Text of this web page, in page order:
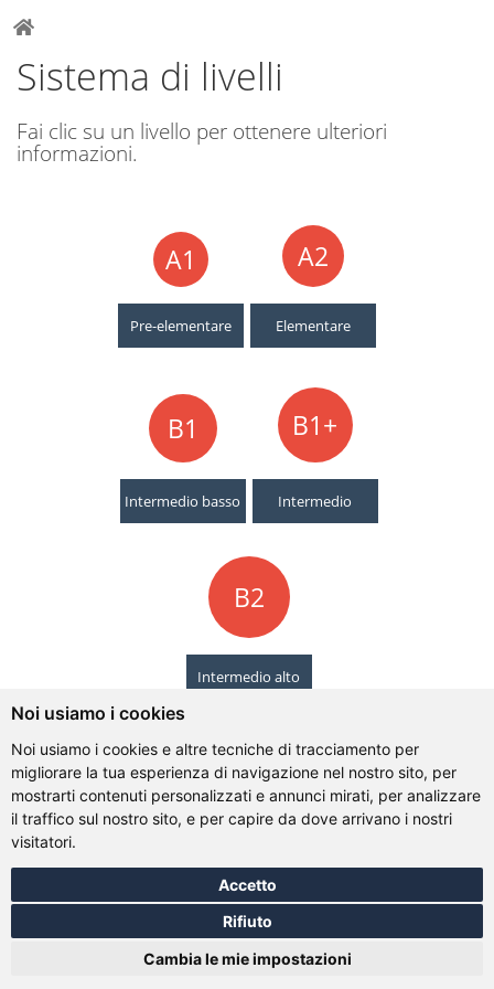
Noi usiamo i cookies
Noi usiamo i cookies e altre tecniche di tracciamento per
migliorare la tua esperienza di navigazione nel nostro sito, per
mostrarti contenuti personalizzati e annunci mirati, per analizzare
il traffico sul nostro sito, e per capire da dove arrivano i nostri
visitatori.
Accetto
Rifiuto
Cambia le mie impostazioni
Sistema di livelli
Fai clic su un livello per ottenere ulteriori
informazioni.
A1
Pre-elementare
A2
Elementare
B1
Intermedio basso
B1+
Intermedio
B2
Intermedio alto